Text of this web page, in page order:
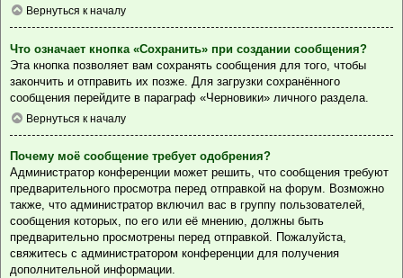
Вернуться к началу
Что означает кнопка «Сохранить» при создании сообщения?
Эта кнопка позволяет вам сохранять сообщения для того, чтобы
закончить и отправить их позже. Для загрузки сохранённого
сообщения перейдите в параграф «Черновики» личного раздела.
Вернуться к началу
Почему моё сообщение требует одобрения?
Администратор конференции может решить, что сообщения требуют
предварительного просмотра перед отправкой на форум. Возможно
также, что администратор включил вас в группу пользователей,
сообщения которых, по его или её мнению, должны быть
предварительно просмотрены перед отправкой. Пожалуйста,
свяжитесь с администратором конференции для получения
дополнительной информации.